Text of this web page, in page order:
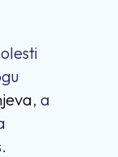
, a